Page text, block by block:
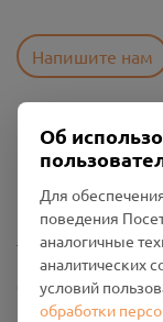
Напишите нам
Пользовательское
Политика
Промо-материалы
Настройки cookies
Общество с
Проект Помним»
Об
Для
поведения
аналогичные
аналитических
условий
обработки